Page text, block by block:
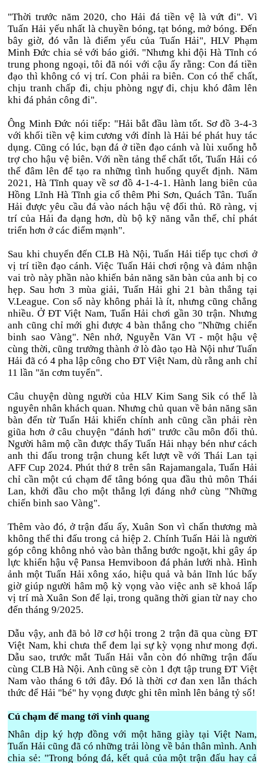
"Thời trước năm 2020, cho Hải đá tiền vệ là vứt đi". Vì
Tuấn Hải yếu nhất là chuyền bóng, tạt bóng, mở bóng. Đến
bây giờ, đó vẫn là điểm yếu của Tuấn Hải", HLV Phạm
Minh Đức chia sẻ với báo giới. "Nhưng khi đội Hà Tĩnh có
trung phong ngoại, tôi đã nói với cậu ấy rằng: Con đá tiền
đạo thì không có vị trí. Con phải ra biên. Con có thể chất,
chịu tranh chấp đi, chịu phòng ngự đi, chịu khó đâm lên
khi đá phản công đi".
Ông Minh Đức nói tiếp: "Hải bắt đầu làm tốt. Sơ đồ 3-4-3
với khối tiền vệ kim cương với đỉnh là Hải bé phát huy tác
dụng. Cũng có lúc, bạn đá ở tiền đạo cánh và lùi xuống hỗ
trợ cho hậu vệ biên. Với nền tảng thể chất tốt, Tuấn Hải có
thể đâm lên để tạo ra những tình huống quyết định. Năm
2021, Hà Tĩnh quay về sơ đồ 4-1-4-1. Hành lang biên của
Hồng Lĩnh Hà Tĩnh gia cố thêm Phi Sơn, Quách Tân. Tuấn
Hải được yêu cầu đá vào nách hậu vệ đối thủ. Rõ ràng, vị
trí của Hải đa dạng hơn, dù bộ kỹ năng vẫn thế, chỉ phát
triển hơn ở các điểm mạnh".
Sau khi chuyển đến CLB Hà Nội, Tuấn Hải tiếp tục chơi ở
vị trí tiền đạo cánh. Việc Tuấn Hải chơi rộng và đảm nhận
vai trò này phần nào khiến bản năng săn bàn của anh bị co
hẹp. Sau hơn 3 mùa giải, Tuấn Hải ghi 21 bàn thắng tại
V.League. Con số này không phải là ít, nhưng cũng chẳng
nhiều. Ở ĐT Việt Nam, Tuấn Hải chơi gần 30 trận. Nhưng
anh cũng chỉ mới ghi được 4 bàn thắng cho "Những chiến
binh sao Vàng". Nên nhớ, Nguyễn Văn Vĩ - một hậu vệ
cùng thời, cũng trưởng thành ở lò đào tạo Hà Nội như Tuấn
Hải đã có 4 pha lập công cho ĐT Việt Nam, dù rằng anh chỉ
11 lần "ăn cơm tuyển".
Câu chuyện dùng người của HLV Kim Sang Sik có thể là
nguyên nhân khách quan. Nhưng chủ quan về bản năng săn
bàn đến từ Tuấn Hải khiến chính anh cũng cần phải rèn
giũa hơn ở câu chuyện "đánh hơi" trước cầu môn đối thủ.
Người hâm mộ cần được thấy Tuấn Hải nhạy bén như cách
anh thi đấu trong trận chung kết lượt về với Thái Lan tại
AFF Cup 2024. Phút thứ 8 trên sân Rajamangala, Tuấn Hải
chỉ cần một cú chạm để tâng bóng qua đầu thủ môn Thái
Lan, khởi đầu cho một thắng lợi đáng nhớ cùng "Những
chiến binh sao Vàng".
Thêm vào đó, ở trận đấu ấy, Xuân Son vì chấn thương mà
không thể thi đấu trong cả hiệp 2. Chính Tuấn Hải là người
góp công không nhỏ vào bàn thắng bước ngoặt, khi gây áp
lực khiến hậu vệ Pansa Hemviboon đá phản lưới nhà. Hình
ảnh một Tuấn Hải xông xáo, hiệu quả và bản lĩnh lúc bấy
giờ giúp người hâm mộ kỳ vọng vào việc anh sẽ khoả lấp
vị trí mà Xuân Son để lại, trong quãng thời gian từ nay cho
đến tháng 9/2025.
Dẫu vậy, anh đã bỏ lỡ cơ hội trong 2 trận đã qua cùng ĐT
Việt Nam, khi chưa thể đem lại sự kỳ vọng như mong đợi.
Dẫu sao, trước mắt Tuấn Hải vẫn còn đó những trận đấu
cùng CLB Hà Nội. Anh cũng sẽ còn 1 đợt tập trung ĐT Việt
Nam vào tháng 6 tới đây. Đó là thời cơ đan xen lẫn thách
thức để Hải "bé" hy vọng được ghi tên mình lên bảng tỷ số!
Cú chạm để mang tới vinh quang
Nhân dịp ký hợp đồng với một hãng giày tại Việt Nam,
Tuấn Hải cũng đã có những trải lòng về bản thân mình. Anh
chia sẻ: "Trong bóng đá, kết quả của một trận đấu hay cả